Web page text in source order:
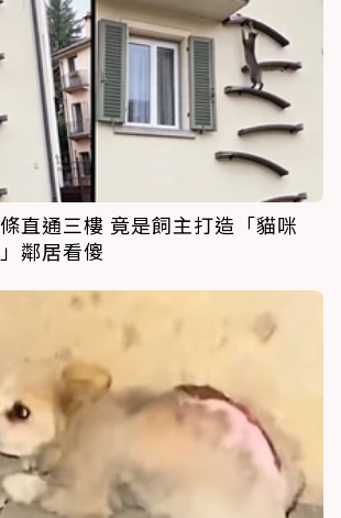
直通三樓 竟是飼主打造「貓咪
鄰居看傻